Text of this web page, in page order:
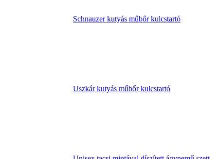
Schnauzer kutyás műbőr kulcstartó
Uszkár kutyás műbőr kulcstartó